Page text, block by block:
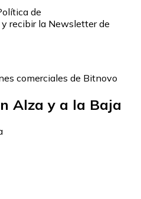
de
recibir la Newsletter de
comerciales de Bitnovo
Alza y a la Baja